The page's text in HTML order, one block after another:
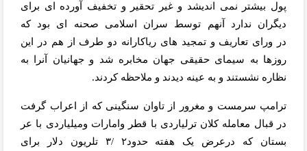
پول بیشتر نمی اندیشد و غیر تحقیر و تخفیف آورده ای برای
دیگران ندارد آنهم توسط سران اسلامی صحنه ای بود که
در
ورای تعاریف و تمجید های ریاکارانه دو طرف از هم در این
روزها به سیمای حقیقی جهان مخابره شد و جهانیان آنرا به
نظاره نشستند و به عینه دیدند و ملاحظه کردند.
ترامپ سرمست و مغرور از تاوان سنگینی که از اعراب گرفت
در قبال معامله کلان ترلیاردی با قطر وامارات ومیلیاردی با عر
بستان که درعرض یک هفته حدود۲ /۳ تلریون دلار برای